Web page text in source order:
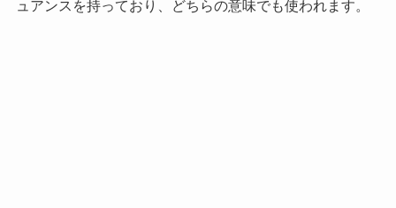
ュアンスを持っており、どちらの意味でも使われます。